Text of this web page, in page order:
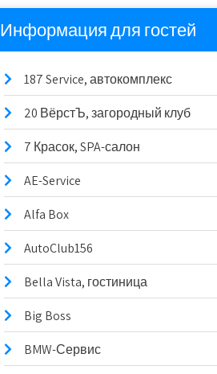
Информация для гостей
187 Service, автокомплекс
20 ВёрстЪ, загородный клуб
7 Красок, SPA-салон
AE-Service
Alfa Box
AutoClub156
Bella Vista, гостиница
Big Boss
BMW-Сервис